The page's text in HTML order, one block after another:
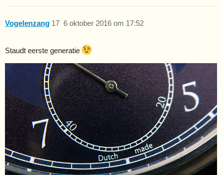
Vogelenzang 6 oktober 2016 om 17:52
17
Staudt eerste generatie